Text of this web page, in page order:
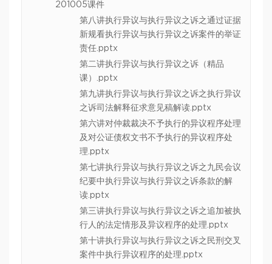
201005课件
第八讲执行异议与执行异议之诉之通过证据
新规看执行异议与执行异议之诉案件的举证
责任.pptx
第二讲执行异议与执行异议之诉（精品
课）.pptx
第九讲执行异议与执行异议之诉之执行异议
之诉司法解释征求意见稿解读.pptx
第六讲对仲裁裁决不予执行的异议程序处理
及对公证债权文书不予执行的异议程序处
理.pptx
第七讲执行异议与执行异议之诉之九民会议
纪要中执行异议与执行异议之诉条款的解
读.pptx
第三讲执行异议与执行异议之诉之追加被执
行人的法定情形及异议程序的处理.pptx
第十讲执行异议与执行异议之诉之民刑交叉
案件中执行异议程序的处理.pptx